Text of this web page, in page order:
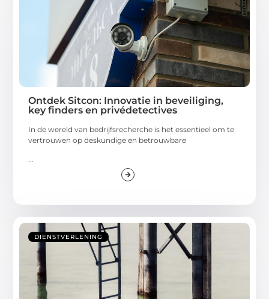
Ontdek Sitcon: Innovatie in beveiliging,
key finders en privédetectives
In de wereld van bedrijfsrecherche is het essentieel om te
vertrouwen op deskundige en betrouwbare
DIENSTVERLENING